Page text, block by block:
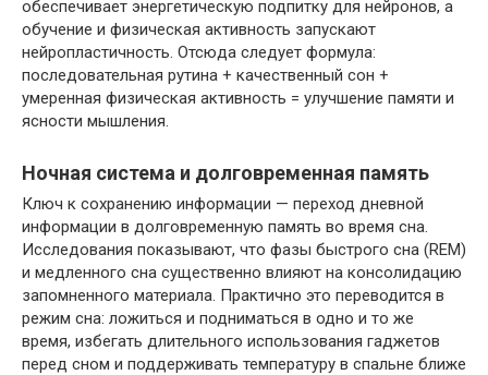
обеспечивает энергетическую подпитку для нейронов, а
обучение и физическая активность запускают
нейропластичность. Отсюда следует формула:
последовательная рутина + качественный сон +
умеренная физическая активность = улучшение памяти и
ясности мышления.
Ночная система и долговременная память
Ключ к сохранению информации — переход дневной
информации в долговременную память во время сна.
Исследования показывают, что фазы быстрого сна (REM)
и медленного сна существенно влияют на консолидацию
запомненного материала. Практично это переводится в
режим сна: ложиться и подниматься в одно и то же
время, избегать длительного использования гаджетов
перед сном и поддерживать температуру в спальне ближе